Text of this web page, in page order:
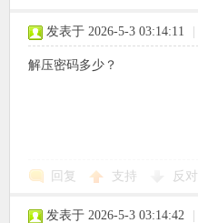
发表于 2026-5-3 03:14:11
解压密码多少？
回复 支持 反对
发表于 2026-5-3 03:14:42